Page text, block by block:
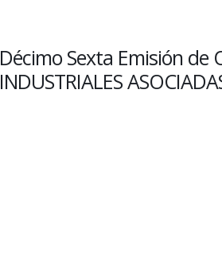
Décimo Sexta Emisión de
INDUSTRIALES